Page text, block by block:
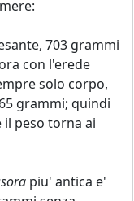
703 grammi
con l'erede
solo corpo,
grammi; quindi
il peso torna ai
piu' antica e'